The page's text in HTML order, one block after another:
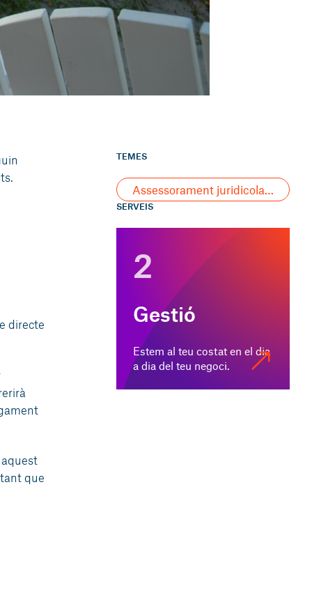
directe
que
TEMES
Assessorament juridicolaboral
SERVEIS
2
Gestió
Estem al teu costat en el dia
a dia del teu negoci.